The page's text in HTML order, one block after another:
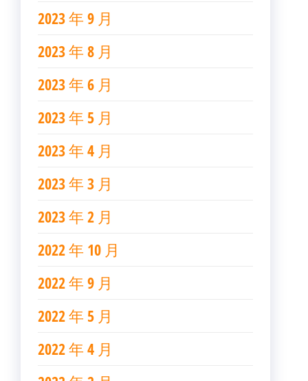
2023 年 9 月
2023 年 8 月
2023 年 6 月
2023 年 5 月
2023 年 4 月
2023 年 3 月
2023 年 2 月
2022 年 10 月
2022 年 9 月
2022 年 5 月
2022 年 4 月